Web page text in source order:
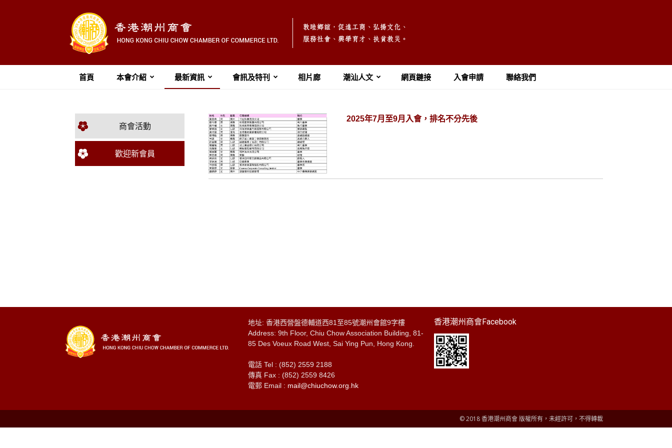
首頁 本會介紹 最新資訊 會訊及特刊 相片廊 潮汕人文 網頁鏈接 入會申請 聯絡我們
商會活動
歡迎新會員
2025年7月至9月入會，排名不分先後
地址: 香港西營盤德輔道西81至85號潮州會館9字樓
Address: 9th Floor, Chiu Chow Association Building, 81-
85 Des Voeux Road West, Sai Ying Pun, Hong Kong.
電話 Tel : (852) 2559 2188
傳真 Fax : (852) 2559 8426
電郵 Email : mail@chiuchow.org.hk
香港潮州商會Facebook
© 2018 香港潮州商會 版權所有，未經許可，不得轉載